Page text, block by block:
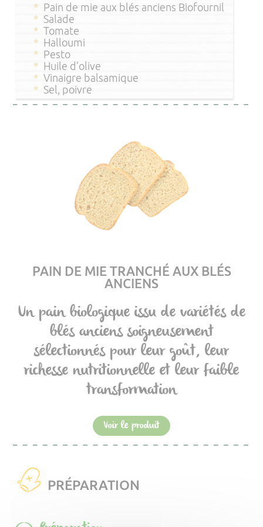
Pain de mie aux blés anciens Biofournil
Salade
Tomate
Halloumi
Pesto
Huile d’olive
Vinaigre balsamique
Sel, poivre
PAIN DE MIE TRANCHÉ AUX BLÉS
ANCIENS
Un pain biologique issu de variétés de
blés anciens soigneusement
sélectionnés pour leur goût, leur
richesse nutritionnelle et leur faible
transformation
Voir le produit
PRÉPARATION